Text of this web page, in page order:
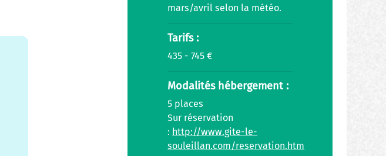
mars/avril selon la météo.
Tarifs :
435 - 745 €
Modalités hébergement :
5 places
Sur réservation
: http://www.gite-le-
souleillan.com/reservation.htm